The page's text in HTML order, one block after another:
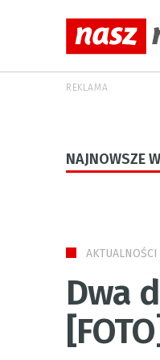
REKLAMA
NAJNOWSZE
AKTUALNOŚCI
Dwa
[FOTO]